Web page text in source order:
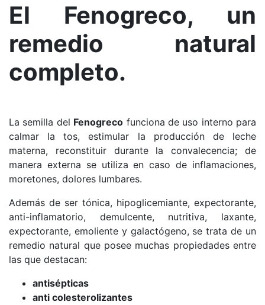
El Fenogreco, un
remedio natural
completo.
La semilla del Fenogreco funciona de uso interno para
calmar la tos, estimular la producción de leche
materna, reconstituir durante la convalecencia; de
manera externa se utiliza en caso de inflamaciones,
moretones, dolores lumbares.
Además de ser tónica, hipoglicemiante, expectorante,
anti-inflamatorio, demulcente, nutritiva, laxante,
expectorante, emoliente y galactógeno, se trata de un
remedio natural que posee muchas propiedades entre
las que destacan:
antisépticas
anti colesterolizantes